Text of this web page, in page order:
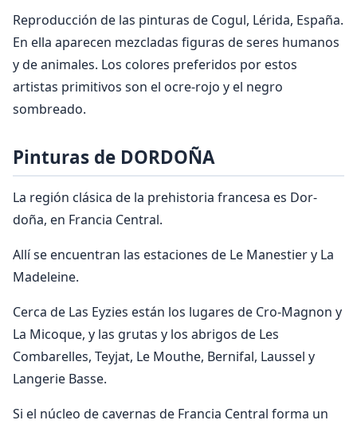
Reproducción de las pinturas de Cogul, Lérida, España.
En ella aparecen mezcladas figuras de seres humanos
y de animales. Los colores preferidos por estos
artistas primitivos son el ocre-rojo y el negro
sombreado.
Pinturas de DORDOÑA
La región clásica de la prehistoria francesa es Dor­
doña, en Francia Central.
Allí se encuentran las esta­ciones de Le Manestier y La
Madeleine.
Cerca de Las Eyzies están los lugares de Cro-Magnon y
La Mico­que, y las grutas y los abrigos de Les
Combarelles, Teyjat, Le Mouthe, Bernifal, Laussel y
Langerie Basse.
Si el núcleo de cavernas de Francia Central forma un